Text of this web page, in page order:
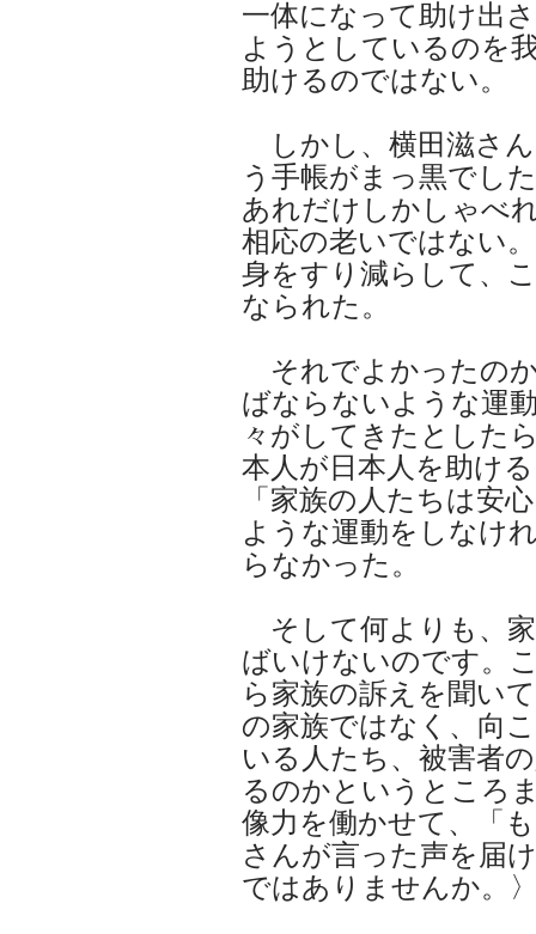
一体になって助け出
ようとしているのを
助けるのではない。
しかし、横田滋さ
う手帳がまっ黒でし
あれだけしかしゃべ
相応の老いではない
身をすり減らして、
なられた。
それでよかったの
ばならないような運
々がしてきたとした
本人が日本人を助け
「家族の人たちは安
ような運動をしなけ
らなかった。
そして何よりも、
ばいけないのです。
ら家族の訴えを聞い
の家族ではなく、向
いる人たち、被害者
るのかというところ
像力を働かせて、「
さんが言った声を届
ではありませんか。